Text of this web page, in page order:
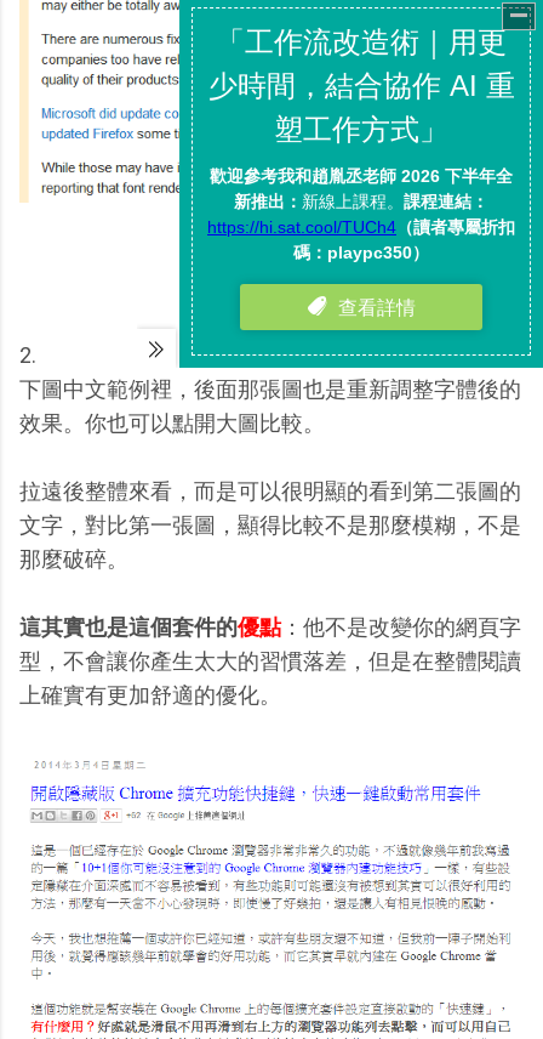
英文調整後
2.
下圖中文範例裡，後面那張圖也是重新調整字體後的
效果。你也可以點開大圖比較。
拉遠後整體來看，而是可以很明顯的看到第二張圖的
文字，對比第一張圖，顯得比較不是那麼模糊，不是
那麼破碎。
這其實也是這個套件的優點：他不是改變你的網頁字
型，不會讓你產生太大的習慣落差，但是在整體閱讀
上確實有更加舒適的優化。